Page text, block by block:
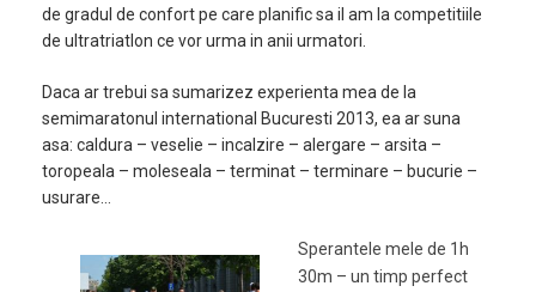
de gradul de confort pe care planific sa il am la competitiile
de ultratriatlon ce vor urma in anii urmatori.
Daca ar trebui sa sumarizez experienta mea de la
semimaratonul international Bucuresti 2013, ea ar suna
asa: caldura – veselie – incalzire – alergare – arsita –
toropeala – moleseala – terminat – terminare – bucurie –
usurare…
Sperantele mele de 1h
30m – un timp perfect